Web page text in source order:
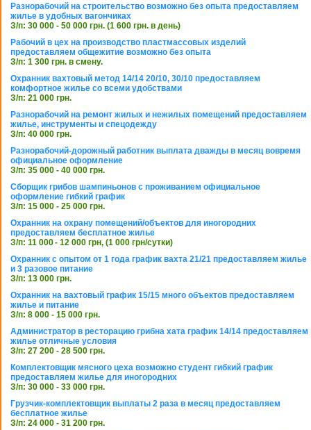
Разнорабочий на строительство возможно без опыта предоставляем
жилье в удобных вагончиках
З/п: 30 000 - 50 000 грн. (1 600 грн. в день)
Рабочий в цех на производство пластмассовых изделий
предоставляем общежитие возможно без опыта
З/п: 1 300 грн. в смену.
Охранник вахтовый метод 14/14 20/10, 30/10 предоставляем
комфортное жилье со всеми удобствами
З/п: 21 000 грн.
Разнорабочий на ремонт жилых и нежилых помещений предоставляем
жилье, инструменты и спецодежду
З/п: 40 000 грн.
Разнорабочий-дорожный работник выплата дважды в месяц вовремя
официальное оформление
З/п: 35 000 - 40 000 грн.
Сборщик грибов шампиньонов с проживанием официальное
оформление гибкий график
З/п: 15 000 - 25 000 грн.
Охранник на охрану помещений/объектов для иногородних
предоставляем бесплатное жилье
З/п: 11 000 - 12 000 грн, (1 000 грн/сутки)
Охранник с опытом от 1 года график вахта 21/21 предоставляем жилье
и 3 разовое питание
З/п: 13 000 грн.
Охранник на вахтовый график 15/15 много объектов предоставляем
жилье и питание
З/п: 8 000 - 15 000 грн.
Администратор в ресторацию грибна хата график 14/14 предоставляем
жилье отличные условия
З/п: 27 200 - 28 500 грн.
Комплектовщик мясного цеха возможно студент гибкий график
предоставляем жилье для иногородних
З/п: 30 000 - 33 000 грн.
Грузчик-комплектовщик выплаты 2 раза в месяц предоставляем
бесплатное жилье
З/п: 24 000 - 31 200 грн.